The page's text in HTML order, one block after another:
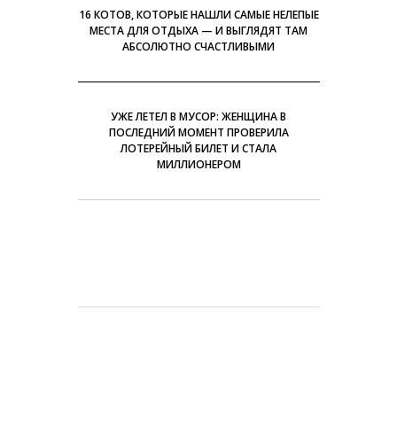
16 КОТОВ, КОТОРЫЕ НАШЛИ САМЫЕ НЕЛЕПЫЕ
МЕСТА ДЛЯ ОТДЫХА — И ВЫГЛЯДЯТ ТАМ
АБСОЛЮТНО СЧАСТЛИВЫМИ
УЖЕ ЛЕТЕЛ В МУСОР: ЖЕНЩИНА В
ПОСЛЕДНИЙ МОМЕНТ ПРОВЕРИЛА
ЛОТЕРЕЙНЫЙ БИЛЕТ И СТАЛА
МИЛЛИОНЕРОМ